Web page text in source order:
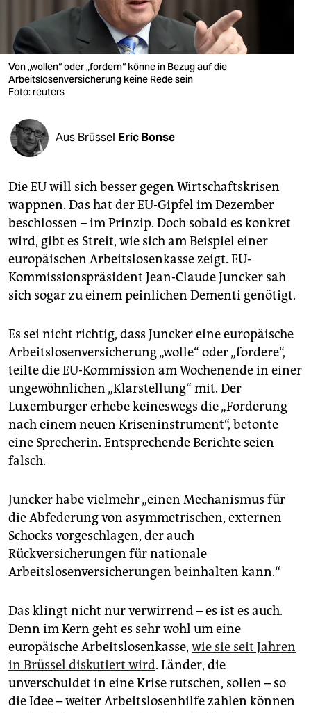
verlag
verlag
veranstaltungen
fragen & hilfe
abo
genossenschaft
epaper login
Von „wollen“ oder „fordern“ könne in Bezug auf die
Arbeitslosenversicherung keine Rede sein
Foto: reuters
Aus Brüssel Eric Bonse
Die EU will sich besser gegen Wirtschaftskrisen
wappnen. Das hat der EU-Gipfel im Dezember
beschlossen – im Prinzip. Doch sobald es konkret
wird, gibt es Streit, wie sich am Beispiel einer
europäischen Arbeitslosenkasse zeigt. EU-
Kommissionspräsident Jean-Claude Juncker sah
sich sogar zu einem peinlichen Dementi genötigt.
Es sei nicht richtig, dass Juncker eine europäische
Arbeitslosenversicherung „wolle“ oder „fordere“,
teilte die EU-Kommission am Wochenende in einer
ungewöhnlichen „Klarstellung“ mit. Der
Luxemburger erhebe keineswegs die „Forderung
nach einem neuen Kriseninstrument“, betonte
eine Sprecherin. Entsprechende Berichte seien
falsch.
Juncker habe vielmehr „einen Mechanismus für
die Abfederung von asymmetrischen, externen
Schocks vorgeschlagen, der auch
Rückversicherungen für nationale
Arbeitslosenversicherungen beinhalten kann.“
Das klingt nicht nur verwirrend – es ist es auch.
Denn im Kern geht es sehr wohl um eine
europäische Arbeitslosenkasse, wie sie seit Jahren
in Brüssel diskutiert wird. Länder, die
unverschuldet in eine Krise rutschen, sollen – so
die Idee – weiter Arbeitslosenhilfe zahlen können